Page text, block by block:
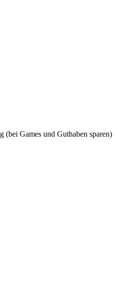
(bei Games und Guthaben sparen)